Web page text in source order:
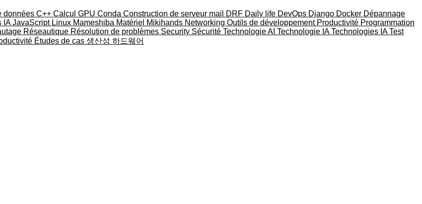
données C++ Calcul GPU Conda Construction de serveur mail DRF Daily life DevOps Django Docker Dépannage
IAJavaScript Linux Mameshiba Matériel Mikihands Networking Outils de développement Productivité Programmation
Réseautique Résolution de problèmes Security Sécurité Technologie AI Technologie IATechnologies IATest
Études de cas 생산성 하드웨어